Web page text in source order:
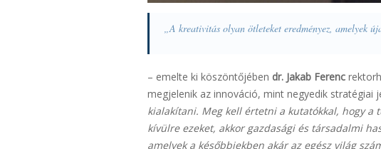
„A kreativitás olyan ötleteket eredményez, amelyek
– emelte ki köszöntőjében dr. Jakab Ferenc
megjelenik az innováció, mint negyedik stratégiai
kialakítani. Meg kell értetni a kutatókkal, hogy a
kívülre ezeket, akkor gazdasági és társadalmi
amelyek a későbbiekben akár az egész világ